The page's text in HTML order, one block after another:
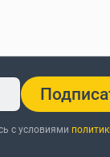
с условиями